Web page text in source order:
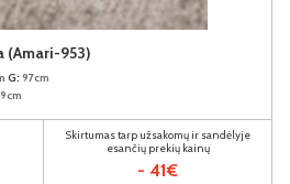
(Amari-953)
G: 97cm
Skirtumas tarp užsakomų ir sandėlyje
esančių prekių kainų
- 41€